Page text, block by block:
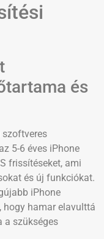
és
szoftveres
5-6 éves iPhone
frissítéseket, ami
és új funkciókat.
iPhone
hogy hamar elavulttá
a szükséges